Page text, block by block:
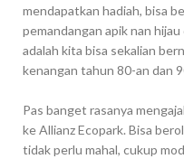
mendapatkan hadiah, bisa
pemandangan apik nan
adalah kita bisa sekalian
kenangan tahun 80-an dan
Pas banget rasanya
ke Allianz Ecopark. Bisa
tidak perlu mahal, cukup